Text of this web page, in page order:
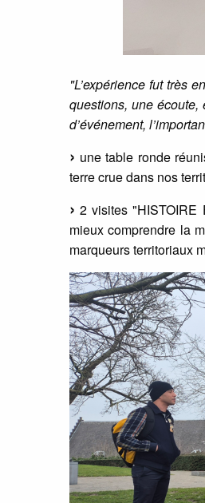
"L’expérience fut très
questions, une
d’événement,
une table ronde
terre crue dans nos
2 visites "HISTOIRE
mieux comprendre la
marqueurs territoriaux